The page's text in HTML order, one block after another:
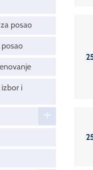
posao
posao
izbor i